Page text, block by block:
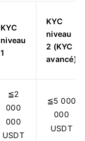
KYC
niveau
1
KYC
niveau
2 (KYC
avancé)
≦2
000
000
USDT
≦5 000
000
USDT